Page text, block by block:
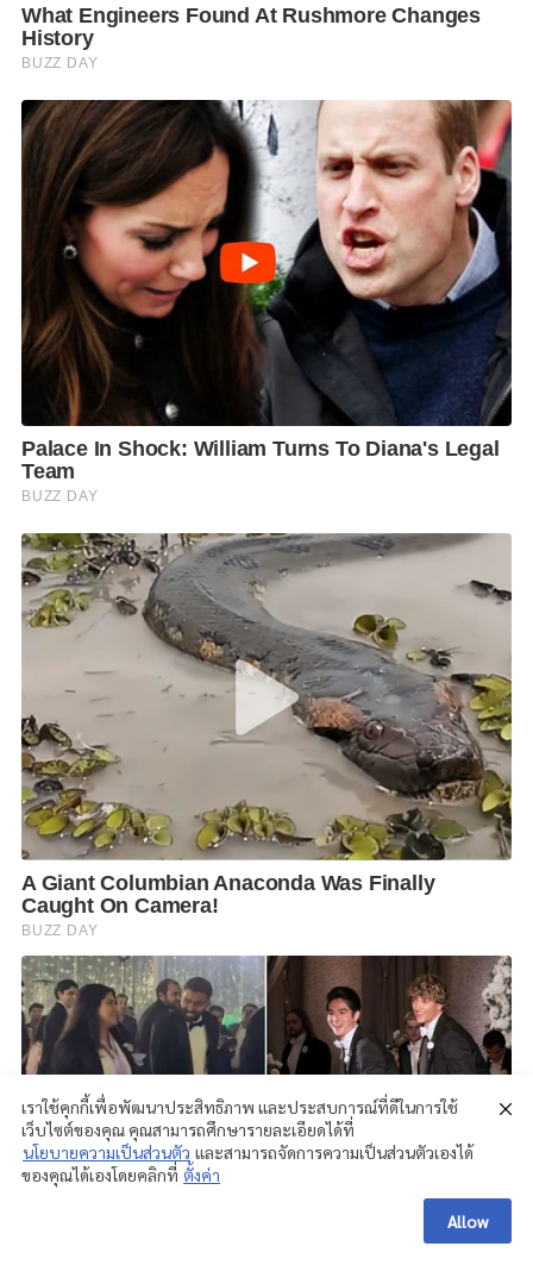
เราใช้คุกกี้เพื่อพัฒนาประสิทธิภาพ และประสบการณ์ที่ดีในการใช้
เว็บไซต์ของคุณ คุณสามารถศึกษารายละเอียดได้ที่
นโยบายความเป็นส่วนตัว และสามารถจัดการความเป็นส่วนตัวเองได้
ของคุณได้เองโดยคลิกที่ ตั้งค่า
Allow